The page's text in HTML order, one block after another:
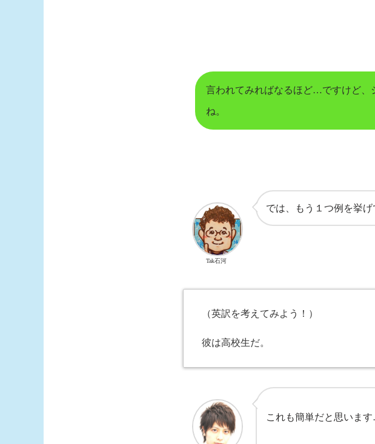
言われてみればなるほど…ですけど、
ね。
では、もう１つ例を挙げ
Tak石河
（英訳を考えてみよう！）
彼は高校生だ。
これも簡単だと思いま